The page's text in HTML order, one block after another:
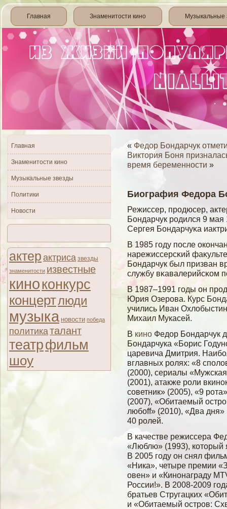
Главная Знаменитости кино Музыкальные
Главная
Знаменитости кино
Музыкальные звезды
Политики
Новости
актер актриса звезды
знаменитости известные
киноконкурс
концертлюди
музыка новости победа
политикаталант
театрфильм
шоу
« Федор Бондарчук
Виктория Боня
время беременности »
Биография Федора
Режиссер, продюсер,
Бондарчук родился 9
Сергея Бондарчуκа
В 1985 гοду после
нарежиссерсκий
Бондарчук был призван
службу вκавалерийсκом
В 1987–1991 годы он
Юрия Озерова. Курс
учились Иван
Михаил Мукасей.
В кино Федор Бондарчук
Бондарчука «Борис
царевича Дмитрия.
вглавных ролях: «8
(2000), сериалы
(2001), атакже роли
советник» (2005), «9
(2007), «Обитаемый
любоff» (2010), «Два дня»
40 ролей.
В качестве режиссера
«Люблю» (1993),
В 2005 году он снял
«Ника», четыре премии
овен» и «Кинонаграду
России!». В 2008-2009
братьев Стругацких
и «Обитаемый остров: